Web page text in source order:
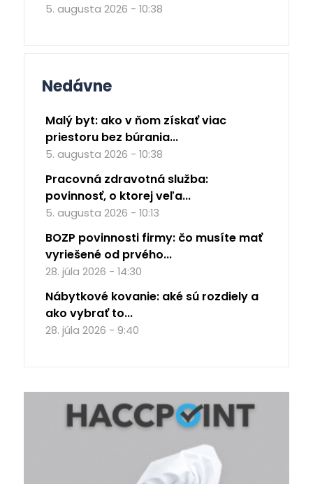
5. augusta 2026 - 10:38
Nedávne
Malý byt: ako v ňom získať viac
priestoru bez búrania...
5. augusta 2026 - 10:38
Pracovná zdravotná služba:
povinnosť, o ktorej veľa...
5. augusta 2026 - 10:13
BOZP povinnosti firmy: čo musíte mať
vyriešené od prvého...
28. júla 2026 - 14:30
Nábytkové kovanie: aké sú rozdiely a
ako vybrať to...
28. júla 2026 - 9:40